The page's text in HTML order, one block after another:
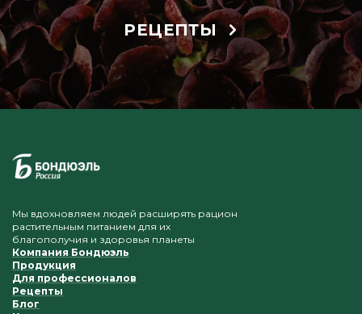
РЕЦЕПТЫ
Мы вдохновляем людей расширять рацион
растительным питанием для их
благополучия и здоровья планеты
Компания Бондюэль
Продукция
Для профессионалов
Рецепты
Блог